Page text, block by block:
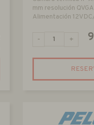
mm resolución
Alimentación
- +